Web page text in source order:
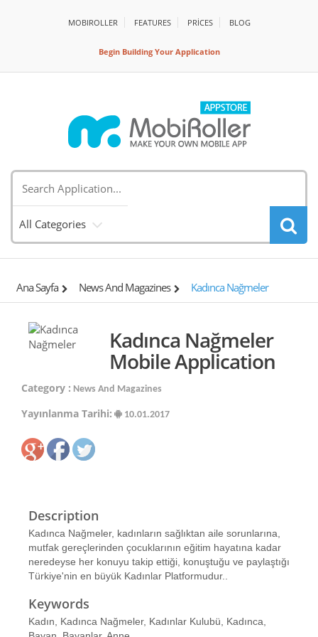
MOBIROLLER FEATURES PRİCES BLOG
Begin Building Your Application
All Categories
Ana Sayfa News And Magazines Kadınca Nağmeler
Kadınca Nağmeler
Mobile Application
Category : News And Magazines
Yayınlanma Tarihi: 10.01.2017
Description
Kadınca Nağmeler, kadınların sağlıktan aile sorunlarına,
mutfak gereçlerinden çocuklarının eğitim hayatına kadar
neredeyse her konuyu takip ettiği, konuştuğu ve paylaştığı
Türkiye'nin en büyük Kadınlar Platformudur..
Keywords
Kadın, Kadınca Nağmeler, Kadınlar Kulubü, Kadınca,